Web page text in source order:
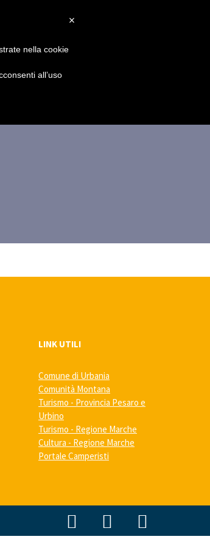
LINK UTILI
Comune di Urbania
Comunità Montana
Turismo - Provincia Pesaro e
Urbino
Turismo - Regione Marche
Cultura - Regione Marche
Portale Camperisti
×
nella cookie
all’uso